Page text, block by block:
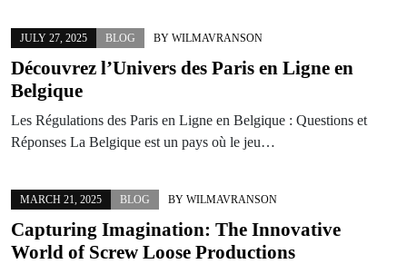
JULY 27, 2025 BLOG BY WILMAVRANSON
Découvrez l’Univers des Paris en Ligne en
Belgique
Les Régulations des Paris en Ligne en Belgique : Questions et
Réponses La Belgique est un pays où le jeu…
MARCH 21, 2025 BLOG BY WILMAVRANSON
Capturing Imagination: The Innovative
World of Screw Loose Productions